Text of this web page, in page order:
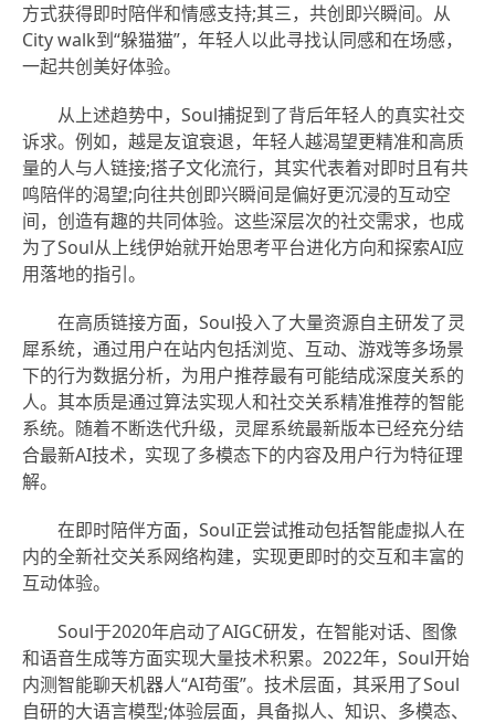
方式获得即时陪伴和情感支持;其三，共创即兴瞬间。从
City walk到“躲猫猫”，年轻人以此寻找认同感和在场感，
一起共创美好体验。
从上述趋势中，Soul捕捉到了背后年轻人的真实社交
诉求。例如，越是友谊衰退，年轻人越渴望更精准和高质
量的人与人链接;搭子文化流行，其实代表着对即时且有共
鸣陪伴的渴望;向往共创即兴瞬间是偏好更沉浸的互动空
间，创造有趣的共同体验。这些深层次的社交需求，也成
为了Soul从上线伊始就开始思考平台进化方向和探索AI应
用落地的指引。
在高质链接方面，Soul投入了大量资源自主研发了灵
犀系统，通过用户在站内包括浏览、互动、游戏等多场景
下的行为数据分析，为用户推荐最有可能结成深度关系的
人。其本质是通过算法实现人和社交关系精准推荐的智能
系统。随着不断迭代升级，灵犀系统最新版本已经充分结
合最新AI技术，实现了多模态下的内容及用户行为特征理
解。
在即时陪伴方面，Soul正尝试推动包括智能虚拟人在
内的全新社交关系网络构建，实现更即时的交互和丰富的
互动体验。
Soul于2020年启动了AIGC研发，在智能对话、图像
和语音生成等方面实现大量技术积累。2022年，Soul开始
内测智能聊天机器人“AI苟蛋”。技术层面，其采用了Soul
自研的大语言模型;体验层面，具备拟人、知识、多模态、